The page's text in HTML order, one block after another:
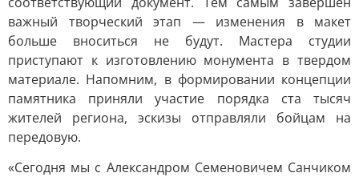
важный творческий этап — изменения в макет
больше вноситься не будут. Мастера студии
приступают к изготовлению монумента в твердом
материале. Напомним, в формировании концепции
памятника приняли участие порядка ста тысяч
жителей региона, эскизы отправляли бойцам на
передовую.
«Сегодня мы с Александром Семеновичем Санчиком